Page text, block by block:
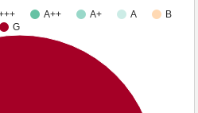
A++ A+ A
B
G